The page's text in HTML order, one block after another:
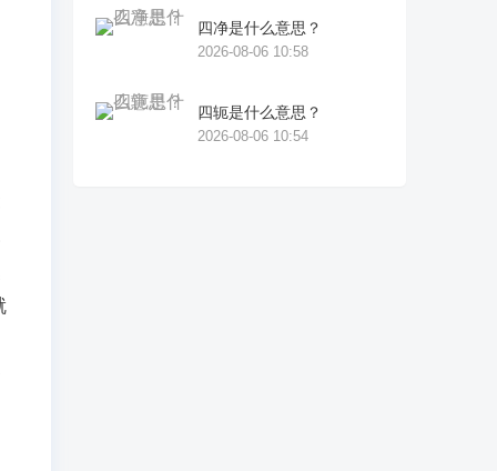
四净是什么意思？
2026-08-06 10:58
四轭是什么意思？
2026-08-06 10:54